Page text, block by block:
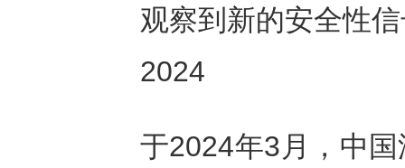
观察到新的安全性
2024
于2024年3月，中